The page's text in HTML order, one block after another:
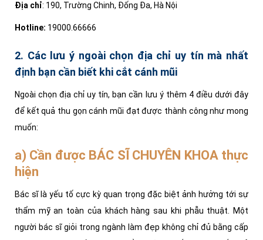
Địa chỉ: 190, Trường Chinh, Đống Đa, Hà Nội
Hotline: 19000.66666
2. Các lưu ý ngoài chọn địa chỉ uy tín mà nhất
định bạn cần biết khi cắt cánh mũi
Ngoài chọn địa chỉ uy tín, bạn cần lưu ý thêm 4 điều dưới đây
để kết quả thu gọn cánh mũi đạt được thành công như mong
muốn:
a) Cần được BÁC SĨ CHUYÊN KHOA thực
hiện
Bác sĩ là yếu tố cực kỳ quan trọng đặc biệt ảnh hưởng tới sự
thẩm mỹ an toàn của khách hàng sau khi phẫu thuật. Một
người bác sĩ giỏi trong ngành làm đẹp không chỉ đủ bằng cấp